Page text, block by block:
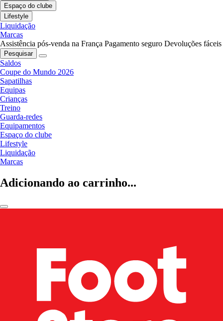
Espaço do clube
Lifestyle
Liquidação
Marcas
Assistência pós-venda na França Pagamento seguro Devoluções fáceis
Pesquisar
Saldos
Coupe do Mundo 2026
Sapatilhas
Equipas
Crianças
Treino
Guarda-redes
Equipamentos
Espaço do clube
Lifestyle
Liquidação
Marcas
Adicionando ao carrinho...